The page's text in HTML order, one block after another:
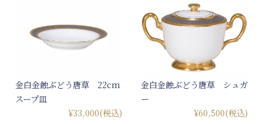
金白金蝕ぶどう唐草 22cm
スープ皿
¥33,000(税込)
金白金蝕ぶどう唐草 シュガ
ー
¥60,500(税込)